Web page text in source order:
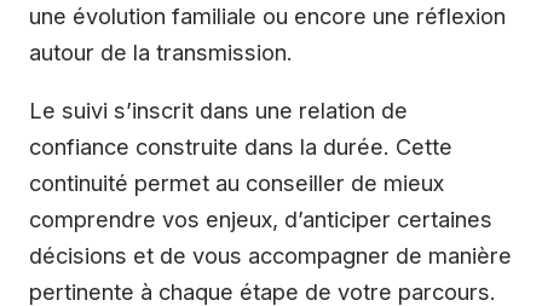
une évolution familiale ou encore une réflexion
autour de la transmission.
Le suivi s’inscrit dans une relation de
confiance construite dans la durée. Cette
continuité permet au conseiller de mieux
comprendre vos enjeux, d’anticiper certaines
décisions et de vous accompagner de manière
pertinente à chaque étape de votre parcours.